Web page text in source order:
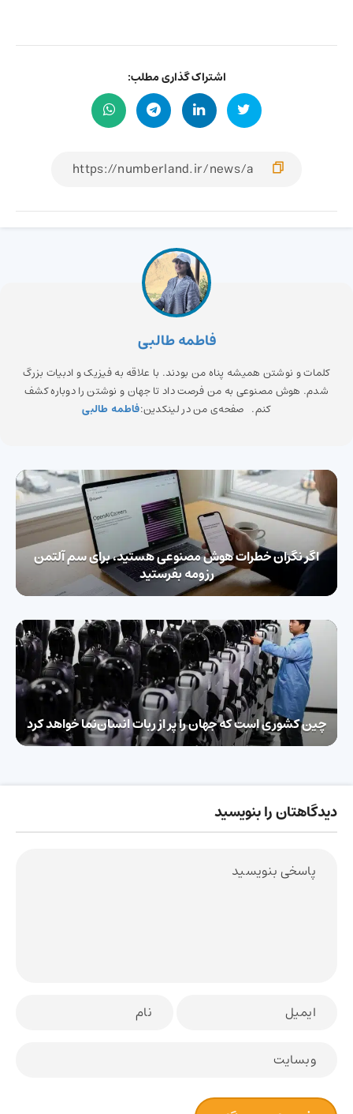
اشتراک گذاری مطلب:
فاطمه طالبی
کلمات و نوشتن همیشه پناه من بودند. با علاقه به فیزیک و ادبیات بزرگ
شدم. هوش مصنوعی به من فرصت داد تا جهان و نوشتن را دوباره کشف
کنم. صفحه‌ی من در لینکدین:فاطمه طالبی
اگر نگران خطرات هوش مصنوعی هستید، برای سم آلتمن
رزومه بفرستید
چین کشوری است که جهان را پر از ربات‌ انسان‌نما خواهد کرد
دیدگاهتان را بنویسید